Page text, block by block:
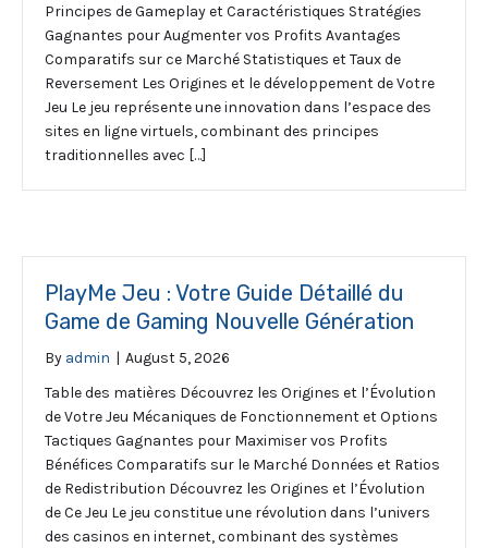
Principes de Gameplay et Caractéristiques Stratégies
Gagnantes pour Augmenter vos Profits Avantages
Comparatifs sur ce Marché Statistiques et Taux de
Reversement Les Origines et le développement de Votre
Jeu Le jeu représente une innovation dans l’espace des
sites en ligne virtuels, combinant des principes
traditionnelles avec […]
PlayMe Jeu : Votre Guide Détaillé du
Game de Gaming Nouvelle Génération
By admin | August 5, 2026
Table des matières Découvrez les Origines et l’Évolution
de Votre Jeu Mécaniques de Fonctionnement et Options
Tactiques Gagnantes pour Maximiser vos Profits
Bénéfices Comparatifs sur le Marché Données et Ratios
de Redistribution Découvrez les Origines et l’Évolution
de Ce Jeu Le jeu constitue une révolution dans l’univers
des casinos en internet, combinant des systèmes